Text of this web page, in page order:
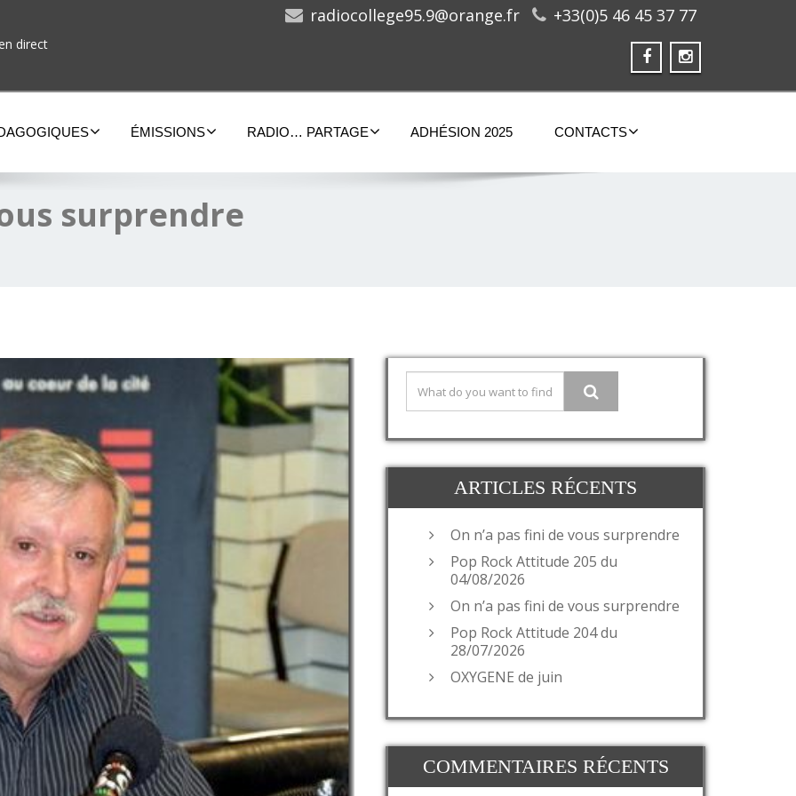
direct
radiocollege95.9@orange.fr +33(0)5 46 45 37 77
ÉMISSIONS RADIO… PARTAGE ADHÉSION 2025 CONTACTS
surprendre
ARTICLES RÉCENTS
On n’a pas fini de vous surprendre
Pop Rock Attitude 205 du
04/08/2026
On n’a pas fini de vous surprendre
Pop Rock Attitude 204 du
28/07/2026
OXYGENE de juin
COMMENTAIRES RÉCENTS